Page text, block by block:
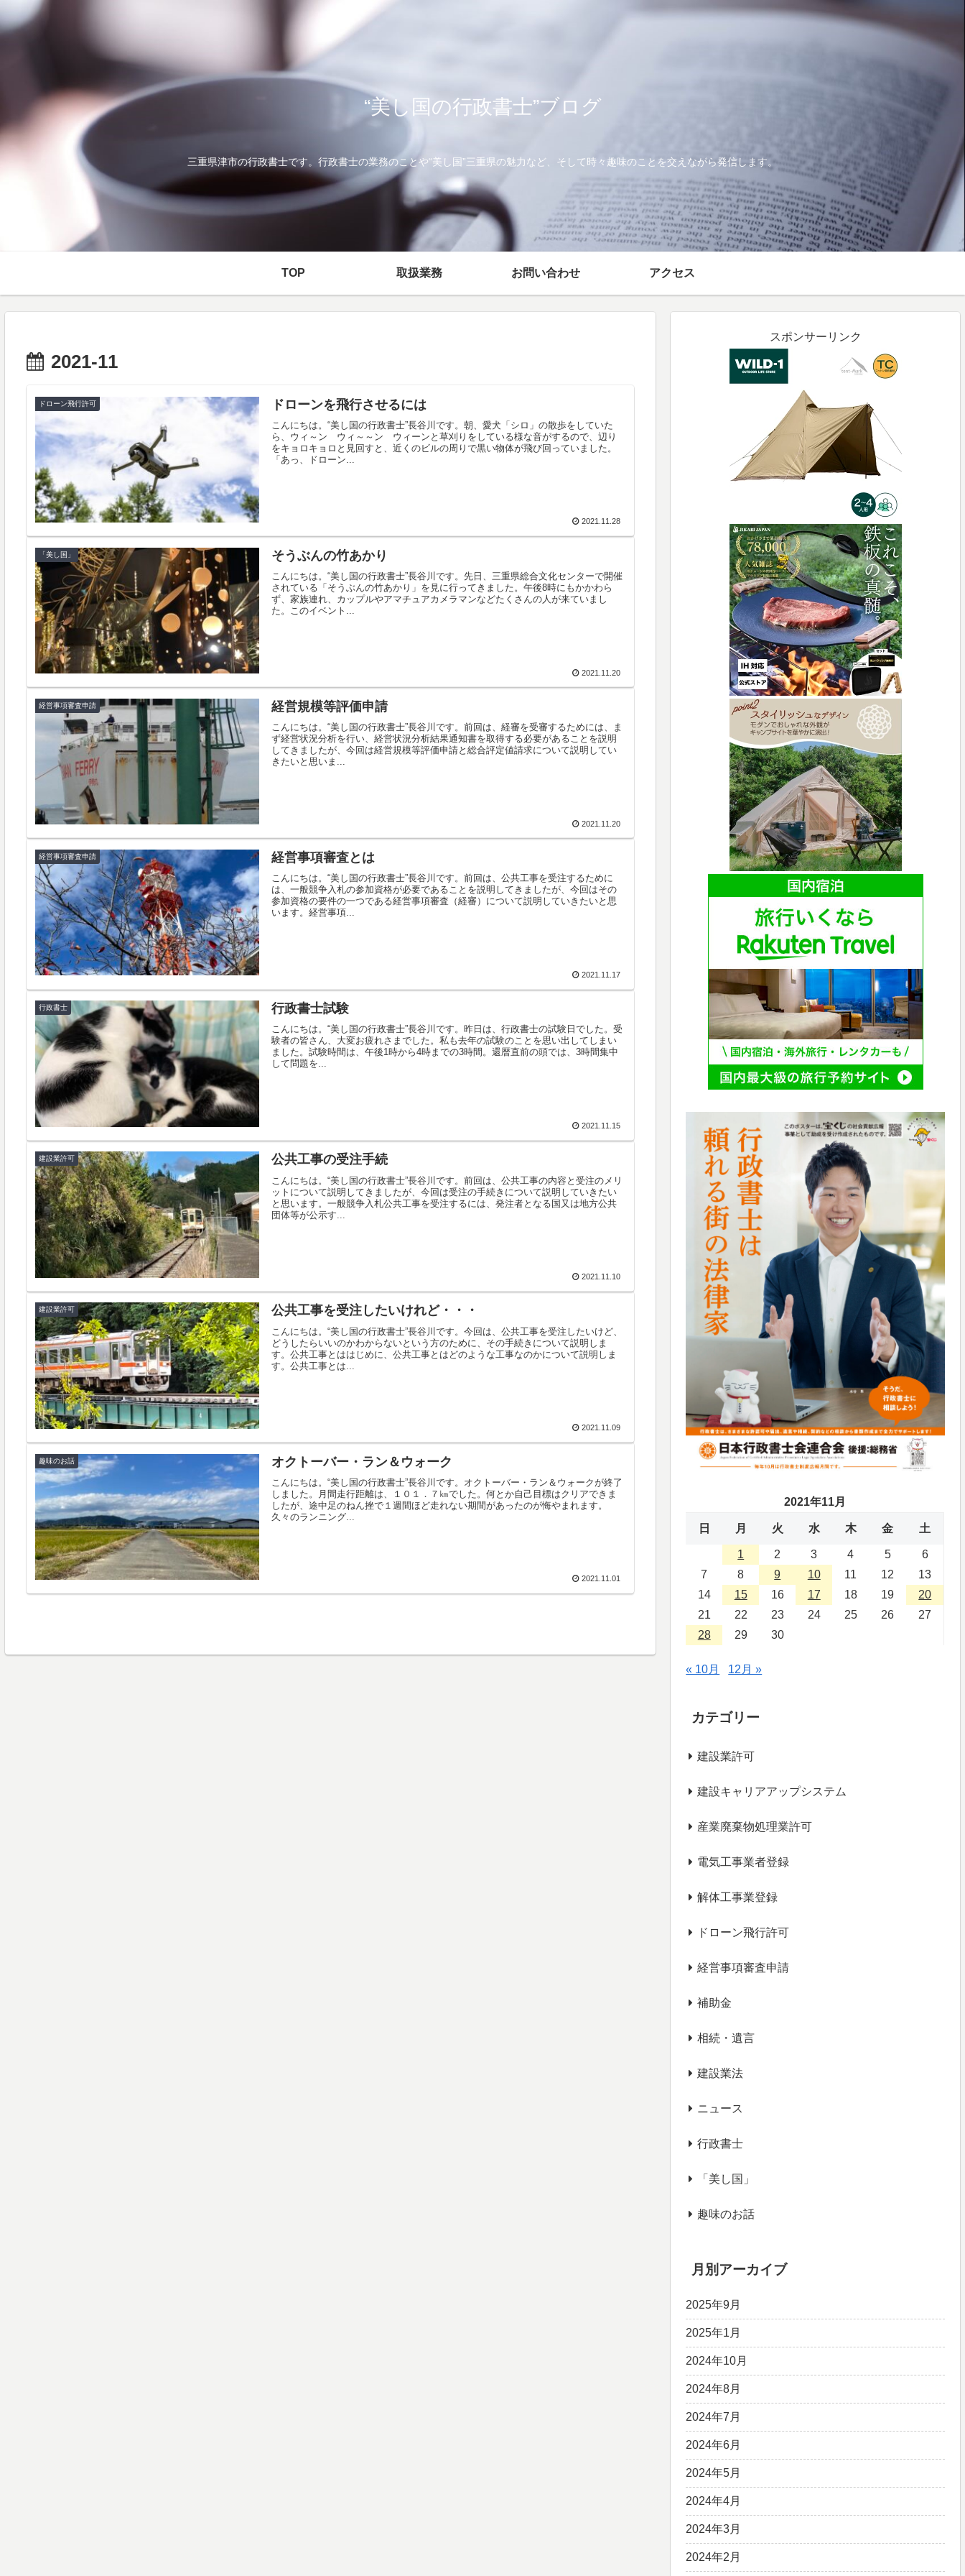
“美し国の行政書士”ブログ
三重県津市の行政書士です。行政書士の業務のことや“美し国”三重県の魅力など、そして時々趣味のことを交えながら発信します。
TOP 取扱業務 お問い合わせ アクセス
2021-11
ドローン飛行許可 ドローンを飛行させるには
こんにちは。“美し国の行政書士”長谷川です。朝、愛犬「シロ」の散歩をしていた
ら、ウィ～ン ウィ～～ン ウィーンと草刈りをしている様な音がするので、辺り
をキョロキョロと見回すと、近くのビルの周りで黒い物体が飛び回っていました。
「あっ、ドローン...
2021.11.28
「美し国」 そうぶんの竹あかり
こんにちは。“美し国の行政書士”長谷川です。先日、三重県総合文化センターで開催
されている「そうぶんの竹あかり」を見に行ってきました。午後8時にもかかわら
ず、家族連れ、カップルやアマチュアカメラマンなどたくさんの人が来ていまし
た。このイベント...
2021.11.20
経営事項審査申請 経営規模等評価申請
こんにちは。“美し国の行政書士”長谷川です。前回は、経審を受審するためには、ま
ず経営状況分析を行い、経営状況分析結果通知書を取得する必要があることを説明
してきましたが、今回は経営規模等評価申請と総合評定値請求について説明してい
きたいと思いま...
2021.11.20
経営事項審査申請 経営事項審査とは
こんにちは。“美し国の行政書士”長谷川です。前回は、公共工事を受注するために
は、一般競争入札の参加資格が必要であることを説明してきましたが、今回はその
参加資格の要件の一つである経営事項審査（経審）について説明していきたいと思
います。経営事項...
2021.11.17
行政書士 行政書士試験
こんにちは。“美し国の行政書士”長谷川です。昨日は、行政書士の試験日でした。受
験者の皆さん、大変お疲れさまでした。私も去年の試験のことを思い出してしまい
ました。試験時間は、午後1時から4時までの3時間。還暦直前の頭では、3時間集中
して問題を...
2021.11.15
建設業許可 公共工事の受注手続
こんにちは。“美し国の行政書士”長谷川です。前回は、公共工事の内容と受注のメリ
ットについて説明してきましたが、今回は受注の手続きについて説明していきたい
と思います。一般競争入札公共工事を受注するには、発注者となる国又は地方公共
団体等が公示す...
2021.11.10
建設業許可 公共工事を受注したいけれど・・・
こんにちは。“美し国の行政書士”長谷川です。今回は、公共工事を受注したいけど、
どうしたらいいのかわからないという方のために、その手続きについて説明しま
す。公共工事とははじめに、公共工事とはどのような工事なのかについて説明しま
す。公共工事とは...
2021.11.09
趣味のお話 オクトーバー・ラン＆ウォーク
こんにちは。“美し国の行政書士”長谷川です。オクトーバー・ラン＆ウォークが終了
しました。月間走行距離は、１０１．７㎞でした。何とか自己目標はクリアできま
したが、途中足のねん挫で１週間ほど走れない期間があったのが悔やまれます。
久々のランニング...
2021.11.01
スポンサーリンク
2021年11月
日 月 火 水 木 金 土
1 2 3 4 5
6
7
8 9 10 11 12
13
14
15 16 17 18 19
20
21
22 23 24 25 26
27
28
29 30
« 10月 12月 »
カテゴリー
建設業許可
建設キャリアアップシステム
産業廃棄物処理業許可
電気工事業者登録
解体工事業登録
ドローン飛行許可
経営事項審査申請
補助金
相続・遺言
建設業法
ニュース
行政書士
「美し国」
趣味のお話
月別アーカイブ
2025年9月
2025年1月
2024年10月
2024年8月
2024年7月
2024年6月
2024年5月
2024年4月
2024年3月
2024年2月